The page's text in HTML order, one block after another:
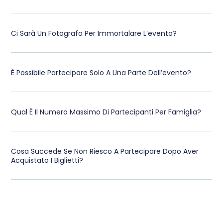
Ci Sarà Un Fotografo Per Immortalare L’evento?
È Possibile Partecipare Solo A Una Parte Dell’evento?
Qual È Il Numero Massimo Di Partecipanti Per Famiglia?
Cosa Succede Se Non Riesco A Partecipare Dopo Aver
Acquistato I Biglietti?